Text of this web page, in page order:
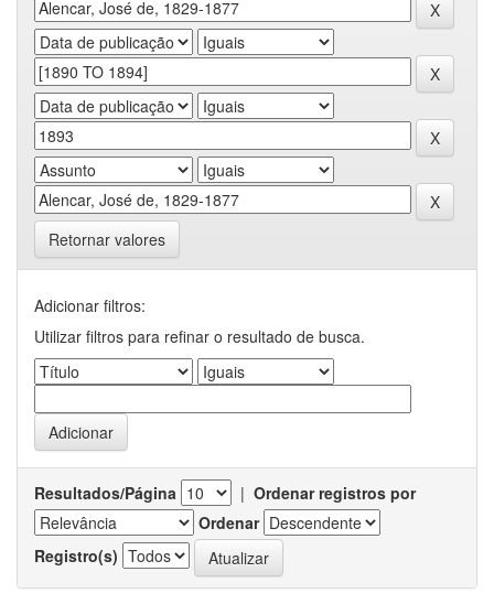
Retornar valores
Adicionar filtros:
Utilizar filtros para refinar o resultado de busca.
Resultados/Página | Ordenar registros por
Ordenar
Registro(s)